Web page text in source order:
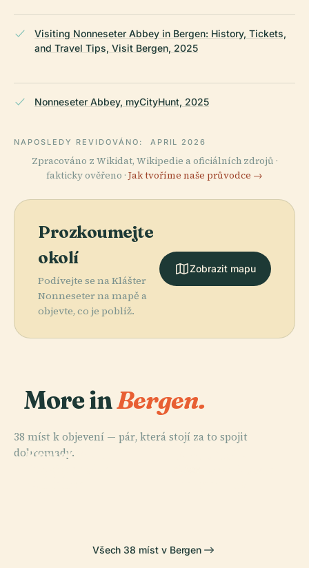
Visiting Nonneseter Abbey in Bergen: History, Tickets,
and Travel Tips, Visit Bergen, 2025
Nonneseter Abbey, myCityHunt, 2025
NAPOSLEDY REVIDOVÁNO: APRIL 2026
Zpracováno z Wikidat, Wikipedie a oficiálních zdrojů ·
fakticky ověřeno · Jak tvoříme naše průvodce →
Prozkoumejte
okolí
Podívejte se na Klášter
Nonneseter na mapě a
objevte, co je poblíž.
Zobrazit mapu
More inBergen.
38 míst k objevení — pár, která stojí za to spojit
dohromady.
PLACE
Kostel Svaté
PLACE
PLACE
Všech 38 míst v Bergen